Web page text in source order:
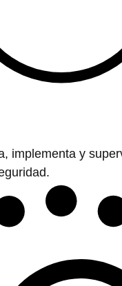
implementa y